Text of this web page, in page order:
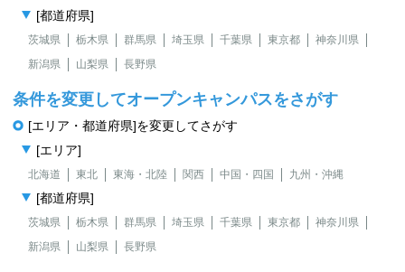
[都道府県]
茨城県 栃木県 群馬県 埼玉県 千葉県 東京都
神奈川県
新潟県
山梨県 長野県
条件を変更してオープンキャンパスをさがす
[エリア・都道府県]を変更してさがす
[エリア]
北海道 東北 東海・北陸 関西 中国・四国 九州・沖縄
[都道府県]
茨城県 栃木県 群馬県 埼玉県 千葉県 東京都
神奈川県
新潟県
山梨県 長野県